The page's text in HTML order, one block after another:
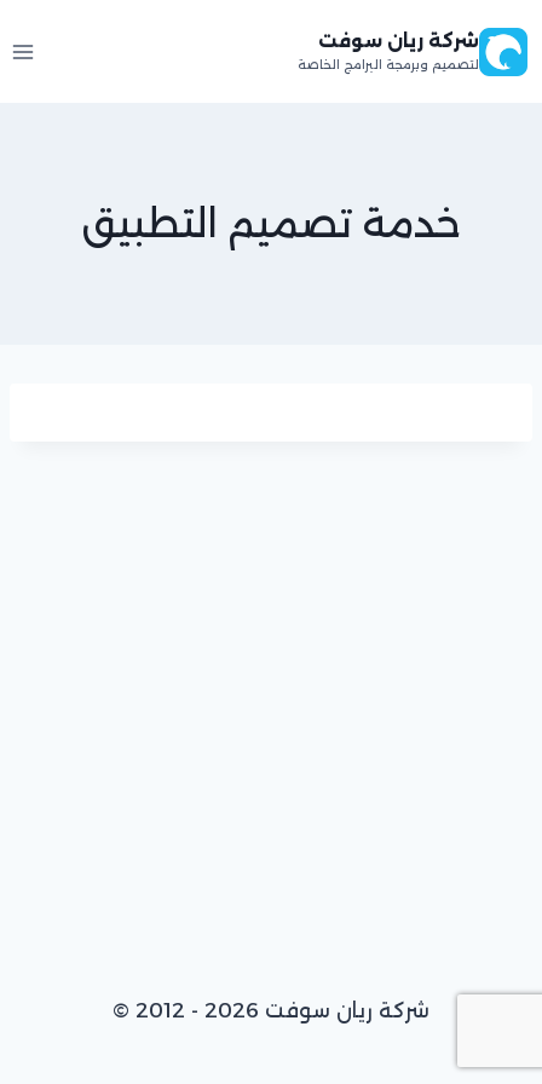
إلى
المحتوى
شركة ريان سوفت
لتصميم وبرمجة البرامج الخاصة
خدمة تصميم التطبيق
© 2012 - 2026 شركة ريان سوفت